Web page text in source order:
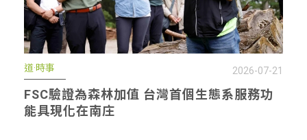
道·時事 2026-07-21
FSC驗證為森林加值 台灣首個生態系服務功
能具現化在南庄